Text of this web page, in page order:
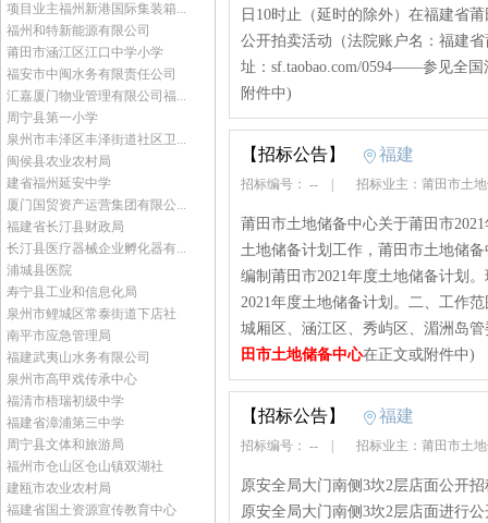
项目业主福州新港国际集装箱...
福州和特新能源有限公司
莆田市涵江区江口中学小学
福安市中闽水务有限责任公司
汇嘉厦门物业管理有限公司福...
周宁县第一小学
泉州市丰泽区丰泽街道社区卫...
闽侯县农业农村局
建省福州延安中学
厦门国贸资产运营集团有限公...
福建省长汀县财政局
长汀县医疗器械企业孵化器有...
浦城县医院
寿宁县工业和信息化局
泉州市鲤城区常泰街道下店社
南平市应急管理局
福建武夷山水务有限公司
泉州市高甲戏传承中心
福清市梧瑞初级中学
福建省漳浦第三中学
周宁县文体和旅游局
福州市仓山区仓山镇双湖社
建瓯市农业农村局
福建省国土资源宣传教育中心
日10时止（延时的除外）在福建省
公开拍卖活动（法院账户名：福建
址：sf.taobao.com/0594——参见全国
附件中)
【招标公告】 福建
招标编号： -- 招标业主：莆田市土
莆田市土地储备中心关于莆田市
土地储备计划工作，莆田市土地储
编制莆田市2021年度土地储备计划
2021年度土地储备计划。二、工作
城厢区、涵江区、秀屿区、湄洲岛
田市土地储备中心在正文或附件中)
【招标公告】 福建
招标编号： -- 招标业主：莆田市土
原安全局大门南侧3坎2层店面公开
原安全局大门南侧3坎2层店面进行